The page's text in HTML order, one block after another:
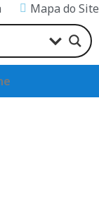
Mapa do Site